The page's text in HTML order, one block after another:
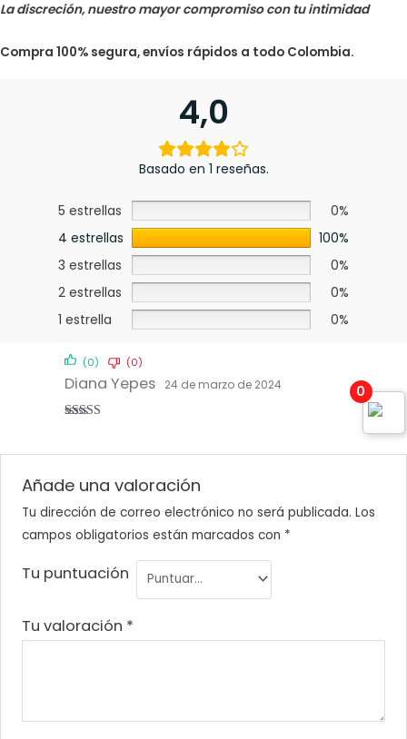
La discreción, nuestro mayor compromiso con tu intimidad
Compra 100% segura, envíos rápidos a todo Colombia.
4,0
Basado en 1 reseñas.
5 estrellas
0%
4 estrellas
100%
3 estrellas
0%
2 estrellas
0%
1 estrella
0%
Diana Yepes 24 de marzo de 2024
(0) (0)
Añade una valoración
Tu dirección de correo electrónico no será publicada. Los
campos obligatorios están marcados con *
Tu puntuación
Tu valoración *
0